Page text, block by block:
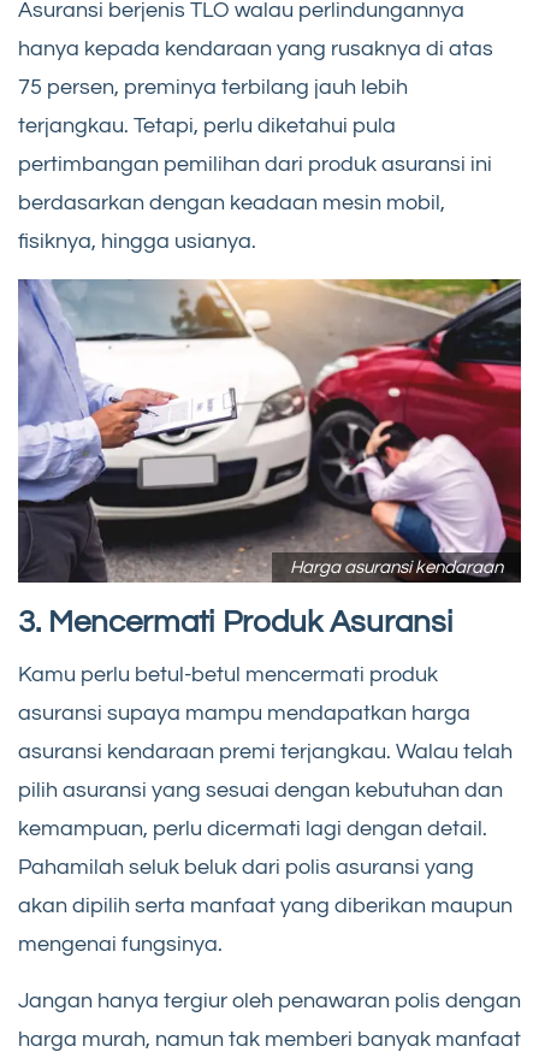
Asuransi berjenis TLO walau perlindungannya
hanya kepada kendaraan yang rusaknya di atas
75 persen, preminya terbilang jauh lebih
terjangkau. Tetapi, perlu diketahui pula
pertimbangan pemilihan dari produk asuransi ini
berdasarkan dengan keadaan mesin mobil,
fisiknya, hingga usianya.
Harga asuransi kendaraan
3. Mencermati Produk Asuransi
Kamu perlu betul-betul mencermati produk
asuransi supaya mampu mendapatkan harga
asuransi kendaraan premi terjangkau. Walau telah
pilih asuransi yang sesuai dengan kebutuhan dan
kemampuan, perlu dicermati lagi dengan detail.
Pahamilah seluk beluk dari polis asuransi yang
akan dipilih serta manfaat yang diberikan maupun
mengenai fungsinya.
Jangan hanya tergiur oleh penawaran polis dengan
harga murah, namun tak memberi banyak manfaat